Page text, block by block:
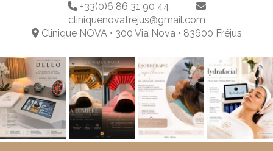
+33(0)6 86 31 90 44
cliniquenovafrejus@gmail.com
Clinique NOVA • 300 Via Nova • 83600 Fréjus